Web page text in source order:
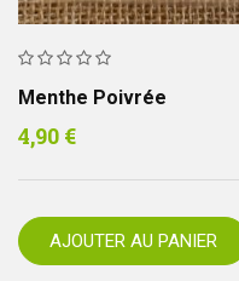
Menthe Poivrée
4,90 €
AJOUTER AU PANIER